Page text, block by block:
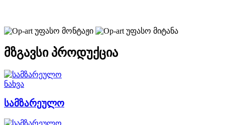
უფასო მონტაჟი უფასო მიტანა
მზგავსი პროდუქცია
ნახვა
სამზარეულო